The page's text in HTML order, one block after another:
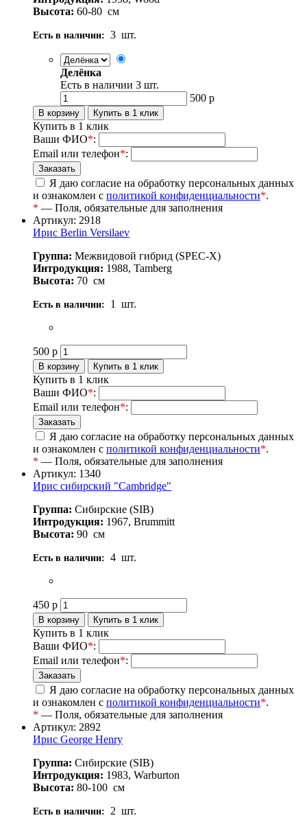
Высота: 60-80 см
Есть в наличии: 3 шт.
Делёнка
Есть в наличии 3 шт.
500 р
Купить в 1 клик
Ваши ФИО*:
Email или телефон*:
Я даю согласие на обработку персональных данных
и ознакомлен с политикой конфиденциальности*.
* — Поля, обязательные для заполнения
Артикул: 2918
Ирис Berlin Versilaev
Группа: Межвидовой гибрид (SPEC-X)
Интродукция: 1988, Tamberg
Высота: 70 см
Есть в наличии: 1 шт.
500 р
Купить в 1 клик
Ваши ФИО*:
Email или телефон*:
Я даю согласие на обработку персональных данных
и ознакомлен с политикой конфиденциальности*.
* — Поля, обязательные для заполнения
Артикул: 1340
Ирис сибирский "Cambridge"
Группа: Сибирские (SIB)
Интродукция: 1967, Brummitt
Высота: 90 см
Есть в наличии: 4 шт.
450 р
Купить в 1 клик
Ваши ФИО*:
Email или телефон*:
Я даю согласие на обработку персональных данных
и ознакомлен с политикой конфиденциальности*.
* — Поля, обязательные для заполнения
Артикул: 2892
Ирис George Henry
Группа: Сибирские (SIB)
Интродукция: 1983, Warburton
Высота: 80-100 см
Есть в наличии: 2 шт.